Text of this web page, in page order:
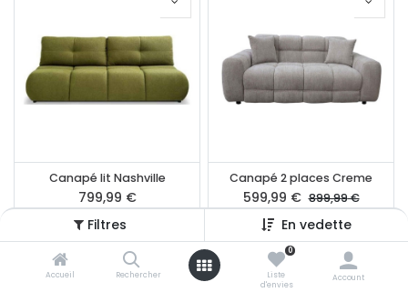
Filtres En vedette
Accueil Rechercher
0
Liste
d'envies
Account
Canapé lit Nashville
799,99 €
Canapé 2 places Creme
599,99 € 899,99€